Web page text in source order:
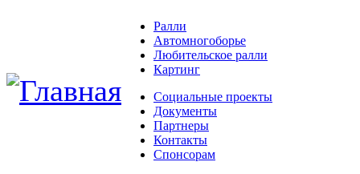
Ралли
Автомногоборье
Любительское ралли
Картинг
Социальные проекты
Документы
Партнеры
Контакты
Спонсорам